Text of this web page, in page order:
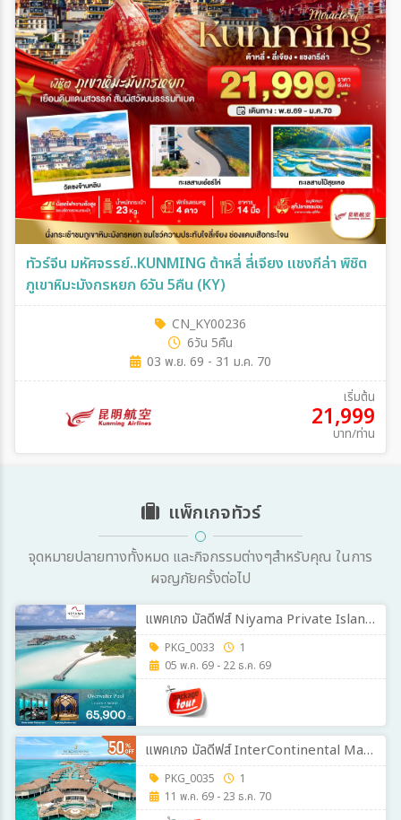
ทัวร์จีน มหัศจรรย์..KUNMING ต้าหลี่ ลี่เจียง แชงกีล่า พิชิต
ภูเขาหิมะมังกรหยก 6วัน 5คืน (KY)
CN_KY00236
6วัน 5คืน
03 พ.ย. 69 - 31 ม.ค. 70
เริ่มต้น
21,999
บาท/ท่าน
แพ็กเกจทัวร์
จุดหมายปลายทางทั้งหมด และกิจกรรมต่างๆสำหรับคุณ ในการ
ผจญภัยครั้งต่อไป
แพคเกจ มัลดีฟส์ Niyama Private Islands Maldives 3วัน 2คืน
PKG_0033
1
05 พ.ค. 69 - 22 ธ.ค. 69
แพคเกจ มัลดีฟส์ InterContinental Maldives Maamunagau Resort 3วัน 2คืน
PKG_0035
1
11 พ.ค. 69 - 23 ธ.ค. 70